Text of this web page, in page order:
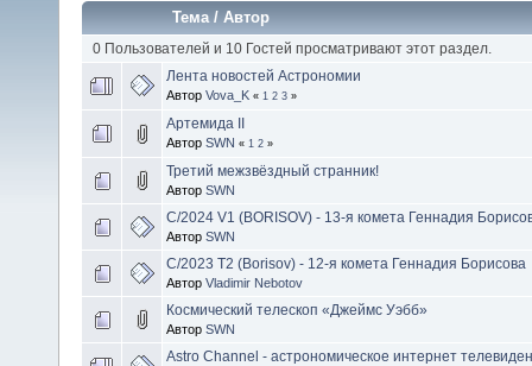
Тема/Автор
0 Пользователей и 10 Гостей просматривают этот раздел.
Лента новостей Астрономии
Автор Vova_K « 1 2 3 »
Артемида II
Автор SWN « 1 2 »
Третий межзвёздный странник!
Автор SWN
C/2024 V1 (BORISOV) - 13-я комета Геннадия
Автор SWN
C/2023 T2 (Borisov) - 12-я комета Геннадия Борисова
Автор Vladimir Nebotov
Космический телескоп «Джеймс Уэбб»
Автор SWN
Astro Channel - астрономическое интернет